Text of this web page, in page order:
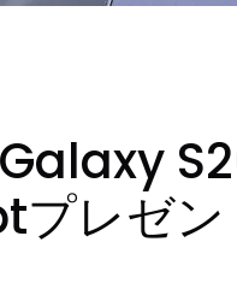
プレゼ